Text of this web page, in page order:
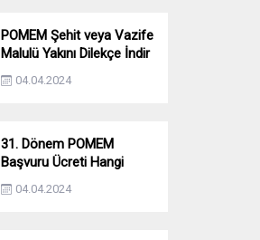
POMEM Şehit veya Vazife
Malulü Yakını Dilekçe İndir
04.04.2024
31. Dönem POMEM
Başvuru Ücreti Hangi
Bankaya Yatırılacak?
04.04.2024